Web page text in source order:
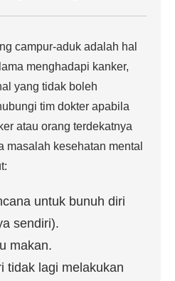
campur-aduk adalah hal
menghadapi kanker,
yang tidak boleh
tim dokter apabila
atau orang terdekatnya
masalah kesehatan mental
untuk bunuh diri
sendiri).
makan.
tidak lagi melakukan